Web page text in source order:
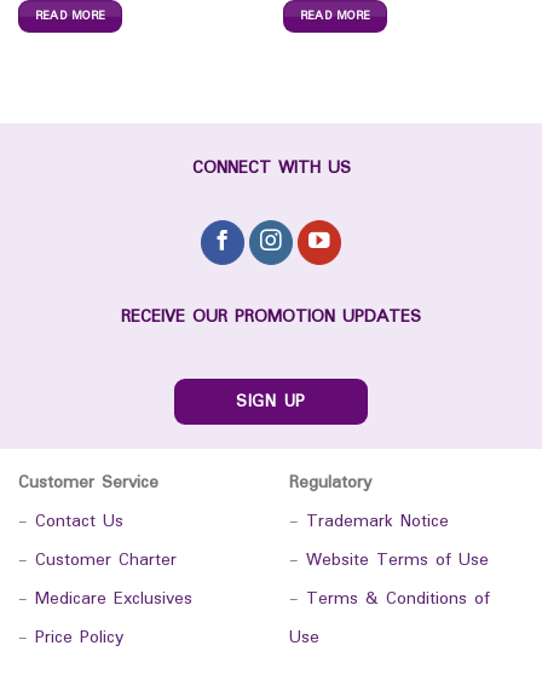
READ MORE READ MORE
CONNECT WITH US
RECEIVE OUR PROMOTION UPDATES
SIGN UP
Customer Service
- Contact Us
- Customer Charter
- Medicare Exclusives
- Price Policy
Regulatory
- Trademark Notice
- Website Terms of Use
- Terms & Conditions of
Use